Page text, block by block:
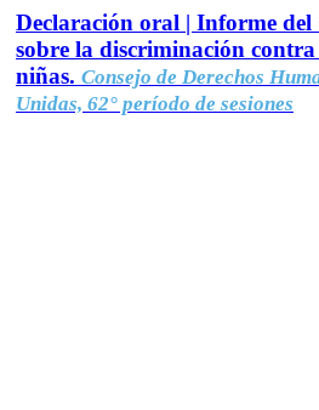
Declaración oral | Informe
sobre la discriminación contra
niñas. Consejo de Derechos
Unidas, 62° período de sesiones